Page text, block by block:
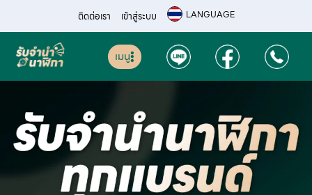
ติดต่อเรา เข้าสู่ระบบ LANGUAGE
เมนู